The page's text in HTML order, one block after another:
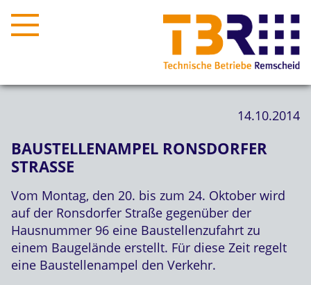
14.10.2014
BAUSTELLENAMPEL RONSDORFER
STRASSE
Vom Montag, den 20. bis zum 24. Oktober wird
auf der Ronsdorfer Straße gegenüber der
Hausnummer 96 eine Baustellenzufahrt zu
einem Baugelände erstellt. Für diese Zeit regelt
eine Baustellenampel den Verkehr.